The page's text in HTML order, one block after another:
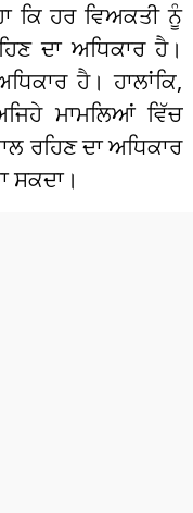
ਕਿ ਹਰ ਵਿਅਕਤੀ ਨੂੰ
ਦਾ ਅਧਿਕਾਰ ਹੈ।
ਹੈ। ਹਾਲਾਂਕਿ,
ਮਾਮਲਿਆਂ ਵਿੱਚ
ਰਹਿਣ ਦਾ ਅਧਿਕਾਰ
ਸਕਦਾ।